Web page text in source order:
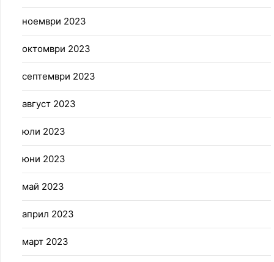
ноември 2023
октомври 2023
септември 2023
август 2023
юли 2023
юни 2023
май 2023
април 2023
март 2023